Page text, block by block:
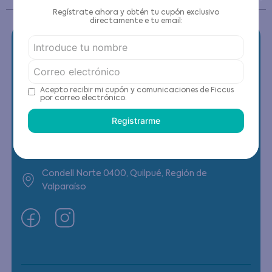
Contáctanos
(22) 6178818 - Compras Internet
Condell Norte 0400, Quilpué, Región de
Valparaíso
Regístrate ahora y obtén tu cupón exclusivo
directamente e tu email:
Acepto recibir mi cupón y comunicaciones de Ficcus
por correo electrónico.
Registrarme